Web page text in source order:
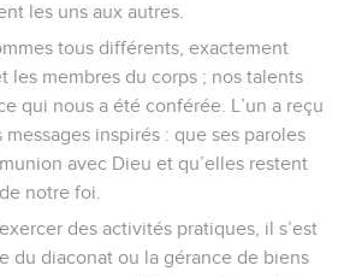
les uns aux autres.
tous différents, exactement
les membres du corps ; nos talents
qui nous a été conférée. L’un a reçu
messages inspirés : que ses paroles
avec Dieu et qu’elles restent
notre foi.
des activités pratiques, il s’est
du diaconat ou la gérance de biens